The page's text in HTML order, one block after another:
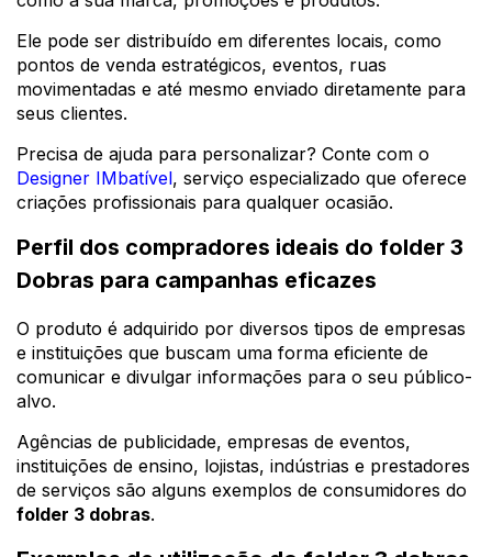
Ele pode ser distribuído em diferentes locais, como
pontos de venda estratégicos, eventos, ruas
movimentadas e até mesmo enviado diretamente para
seus clientes.
Precisa de ajuda para personalizar? Conte com o
Designer IMbatível, serviço especializado que oferece
criações profissionais para qualquer ocasião.
Perfil dos compradores ideais do folder 3
Dobras para campanhas eficazes
O produto é adquirido por diversos tipos de empresas
e instituições que buscam uma forma eficiente de
comunicar e divulgar informações para o seu público-
alvo.
Agências de publicidade, empresas de eventos,
instituições de ensino, lojistas, indústrias e prestadores
de serviços são alguns exemplos de consumidores do
folder 3 dobras.